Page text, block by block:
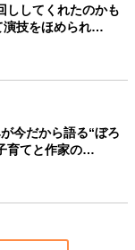
ししてくれたのかも
演技をほめられ…
今だから語る“ぼろ
育てと作家の…